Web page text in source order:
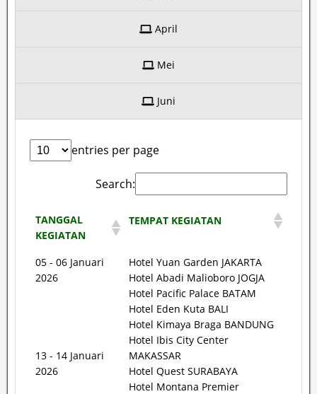
April
Mei
Juni
entries per page
Search:
TANGGAL
KEGIATAN
TEMPAT KEGIATAN
05 - 06 Januari
2026
13 - 14 Januari
2026
Hotel Yuan Garden JAKARTA
Hotel Abadi Malioboro JOGJA
Hotel Pacific Palace BATAM
Hotel Eden Kuta BALI
Hotel Kimaya Braga BANDUNG
Hotel Ibis City Center
MAKASSAR
Hotel Quest SURABAYA
Hotel Montana Premier